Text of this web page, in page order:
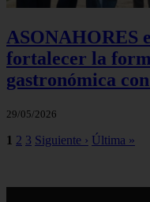
ASONAHORES
fortalecer la
gastronómica
29/05/2026
1 2 3 Siguiente › Última »